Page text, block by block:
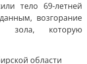
тело 69-летней
возгорание
зола, которую
области